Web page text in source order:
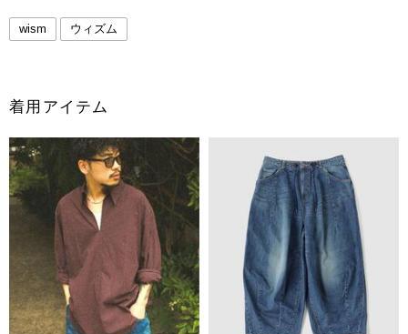
wism ウィズム
着用アイテム